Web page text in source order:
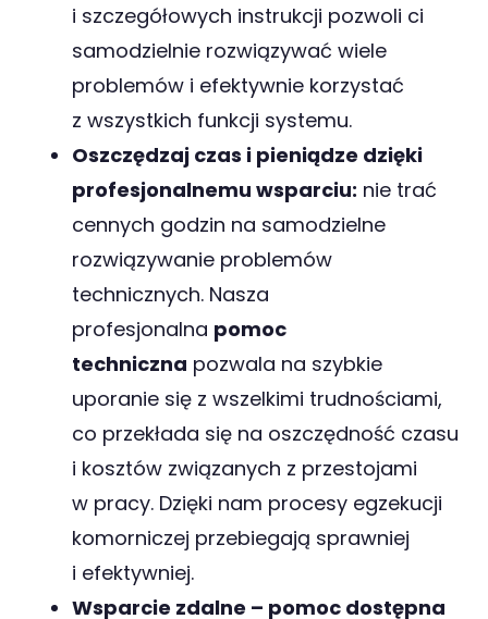
i szczegółowych instrukcji pozwoli ci
samodzielnie rozwiązywać wiele
problemów i efektywnie korzystać
z wszystkich funkcji systemu.
Oszczędzaj czas i pieniądze dzięki
profesjonalnemu wsparciu: nie trać
cennych godzin na samodzielne
rozwiązywanie problemów
technicznych. Nasza
profesjonalna pomoc
techniczna pozwala na szybkie
uporanie się z wszelkimi trudnościami,
co przekłada się na oszczędność czasu
i kosztów związanych z przestojami
w pracy. Dzięki nam procesy egzekucji
komorniczej przebiegają sprawniej
i efektywniej.
Wsparcie zdalne – pomoc dostępna